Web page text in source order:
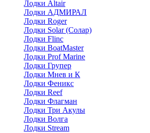
Лодки Altair
Лодки АДМИРАЛ
Лодки Roger
Лодки Solar (Солар)
Лодки Flinc
Лодки BoatMaster
Лодки Prof Marine
Лодки Групер
Лодки Мнев и К
Лодки Феникс
Лодки Reef
Лодки Флагман
Лодки Три Акулы
Лодки Волга
Лодки Stream